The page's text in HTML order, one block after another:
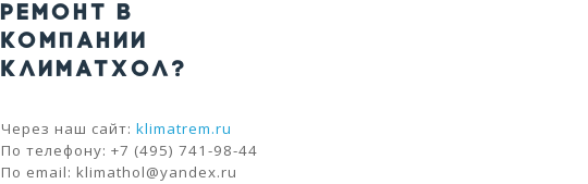
РЕМОНТ В
КОМПАНИИ
КЛИМАТХОЛ?
Через наш сайт: klimatrem.ru
По телефону: +7 (495) 741-98-44
По email: klimathol@yandex.ru